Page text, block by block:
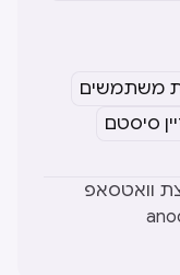
משתמשים
סיסטם
וואטסאפ